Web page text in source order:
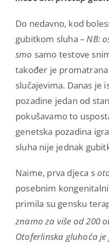
Do nedavno, kod
gubitkom sluha – NB:
smo samo testove
također je
slučajevima. Danas je
pozadine jedan od
pokušavamo to
genetska pozadina
sluha nije jednak
Naime, prva djeca s
posebnim
primila su gensku
znamo za više od 200
Otoferlinska gluhoća